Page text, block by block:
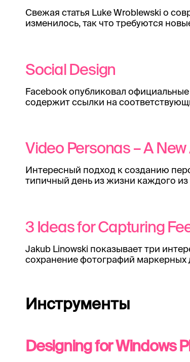
Свежая статья Luke Wroblewski о
изменилось, так что требуются
Social Design
Facebook опубликовал
содержит ссылки на
Video Personas – A
Интересный подход к созданию
типичный день из жизни каждого из
3 Ideas for Capturing
Jakub Linowski показывает три
сохранение фотографий маркерных
Инструменты
Designing for Windows